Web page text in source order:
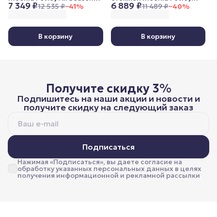
7 349 ₽12 535 ₽−41%
200x220 см, всесезонное
В корзину
6 889 ₽11 489 ₽−40%
Lightweight, 200x220 см,
облегченное
В корзину
Получите скидку 3%
Подпишитесь на наши акции и новости и
получите скидку на следующий заказ
Подписаться
Нажимая «Подписаться», вы даете согласие на
обработку указанных персональных данных в целях
получения информационной и рекламной рассылки